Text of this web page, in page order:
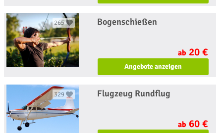
265 Bogenschießen
ab 20 €
Angebote anzeigen
329 Flugzeug Rundflug
ab 60 €